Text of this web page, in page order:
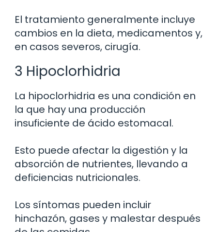
El tratamiento generalmente incluye
cambios en la dieta, medicamentos y,
en casos severos, cirugía.
3 Hipoclorhidria
La hipoclorhidria es una condición en
la que hay una producción
insuficiente de ácido estomacal.
Esto puede afectar la digestión y la
absorción de nutrientes, llevando a
deficiencias nutricionales.
Los síntomas pueden incluir
hinchazón, gases y malestar después